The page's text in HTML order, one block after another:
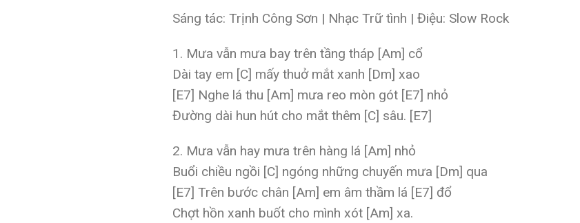
Sáng tác: Trịnh Công Sơn | Nhạc Trữ tình | Điệu: Slow Rock
1. Mưa vẫn mưa bay trên tầng tháp [Am] cổ
Dài tay em [C] mấy thuở mắt xanh [Dm] xao
[E7] Nghe lá thu [Am] mưa reo mòn gót [E7] nhỏ
Đường dài hun hút cho mắt thêm [C] sâu. [E7]
2. Mưa vẫn hay mưa trên hàng lá [Am] nhỏ
Buổi chiều ngồi [C] ngóng những chuyến mưa [Dm] qua
[E7] Trên bước chân [Am] em âm thầm lá [E7] đổ
Chợt hồn xanh buốt cho mình xót [Am] xa.